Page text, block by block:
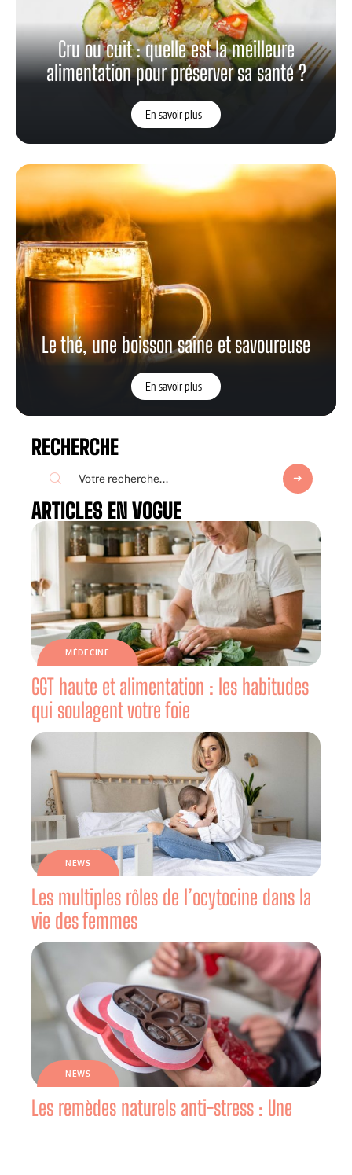
Cru ou cuit : quelle est la meilleure
alimentation pour préserver sa santé ?
En savoir plus
Le thé, une boisson saine et savoureuse
En savoir plus
RECHERCHE
ARTICLES EN VOGUE
MÉDECINE
GGT haute et alimentation : les habitudes
qui soulagent votre foie
NEWS
Les multiples rôles de l’ocytocine dans la
vie des femmes
NEWS
Les remèdes naturels anti-stress : Une